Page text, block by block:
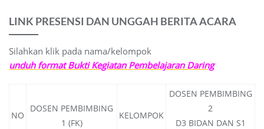
LINK PRESENSI DAN UNGGAH BERITA ACARA
Silahkan klik pada nama/kelompok
unduh format Bukti Kegiatan Pembelajaran Daring
NO
DOSEN PEMBIMBING
1 (FK)
KELOMPOK
DOSEN PEMBIMBING
2
D3 BIDAN DAN S1